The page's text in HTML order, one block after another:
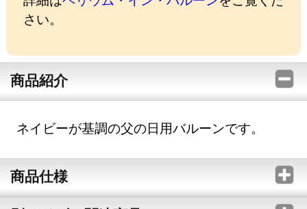
さい。
商品紹介
ネイビーが基調の父の日用バルーンです。
商品仕様